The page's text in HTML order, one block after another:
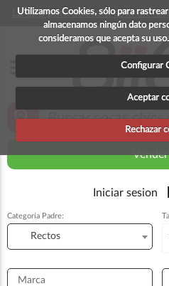
Utilizamos Cookies, sólo para
almacenamos ningún dato
consideramos que acepta su uso.
Configurar
Aceptar
Rechazar
La app para android esta en
zoom_in
Iniciar sesion
Categoría Padre:
Rectos
Marca